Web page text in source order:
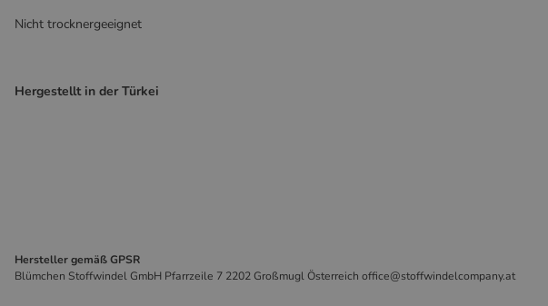
Nicht trocknergeeignet
Hergestellt in der Türkei
Hersteller gemäß GPSR
Blümchen Stoffwindel GmbH Pfarrzeile 7 2202 Großmugl Österreich office@stoffwindelcompany.at